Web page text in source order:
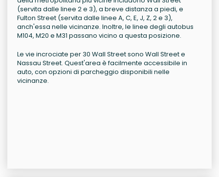
(servita dalle linee 2 e 3), a breve distanza a piedi, e
Fulton Street (servita dalle linee A, C, E, J, Z, 2 e 3),
anch'essa nelle vicinanze. Inoltre, le linee degli autobus
M104, M20 e M31 passano vicino a questa posizione.
Le vie incrociate per 30 Wall Street sono Wall Street e
Nassau Street. Quest'area è facilmente accessibile in
auto, con opzioni di parcheggio disponibili nelle
vicinanze.